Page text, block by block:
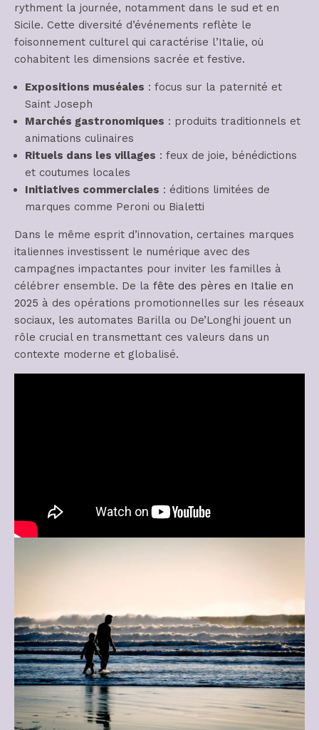
rythment la journée, notamment dans le sud et en
Sicile. Cette diversité d’événements reflète le
foisonnement culturel qui caractérise l’Italie, où
cohabitent les dimensions sacrée et festive.
Expositions muséales : focus sur la paternité et
Saint Joseph
Marchés gastronomiques : produits traditionnels et
animations culinaires
Rituels dans les villages : feux de joie, bénédictions
et coutumes locales
Initiatives commerciales : éditions limitées de
marques comme Peroni ou Bialetti
Dans le même esprit d’innovation, certaines marques
italiennes investissent le numérique avec des
campagnes impactantes pour inviter les familles à
célébrer ensemble. De la fête des pères en Italie en
2025 à des opérations promotionnelles sur les réseaux
sociaux, les automates Barilla ou De’Longhi jouent un
rôle crucial en transmettant ces valeurs dans un
contexte moderne et globalisé.